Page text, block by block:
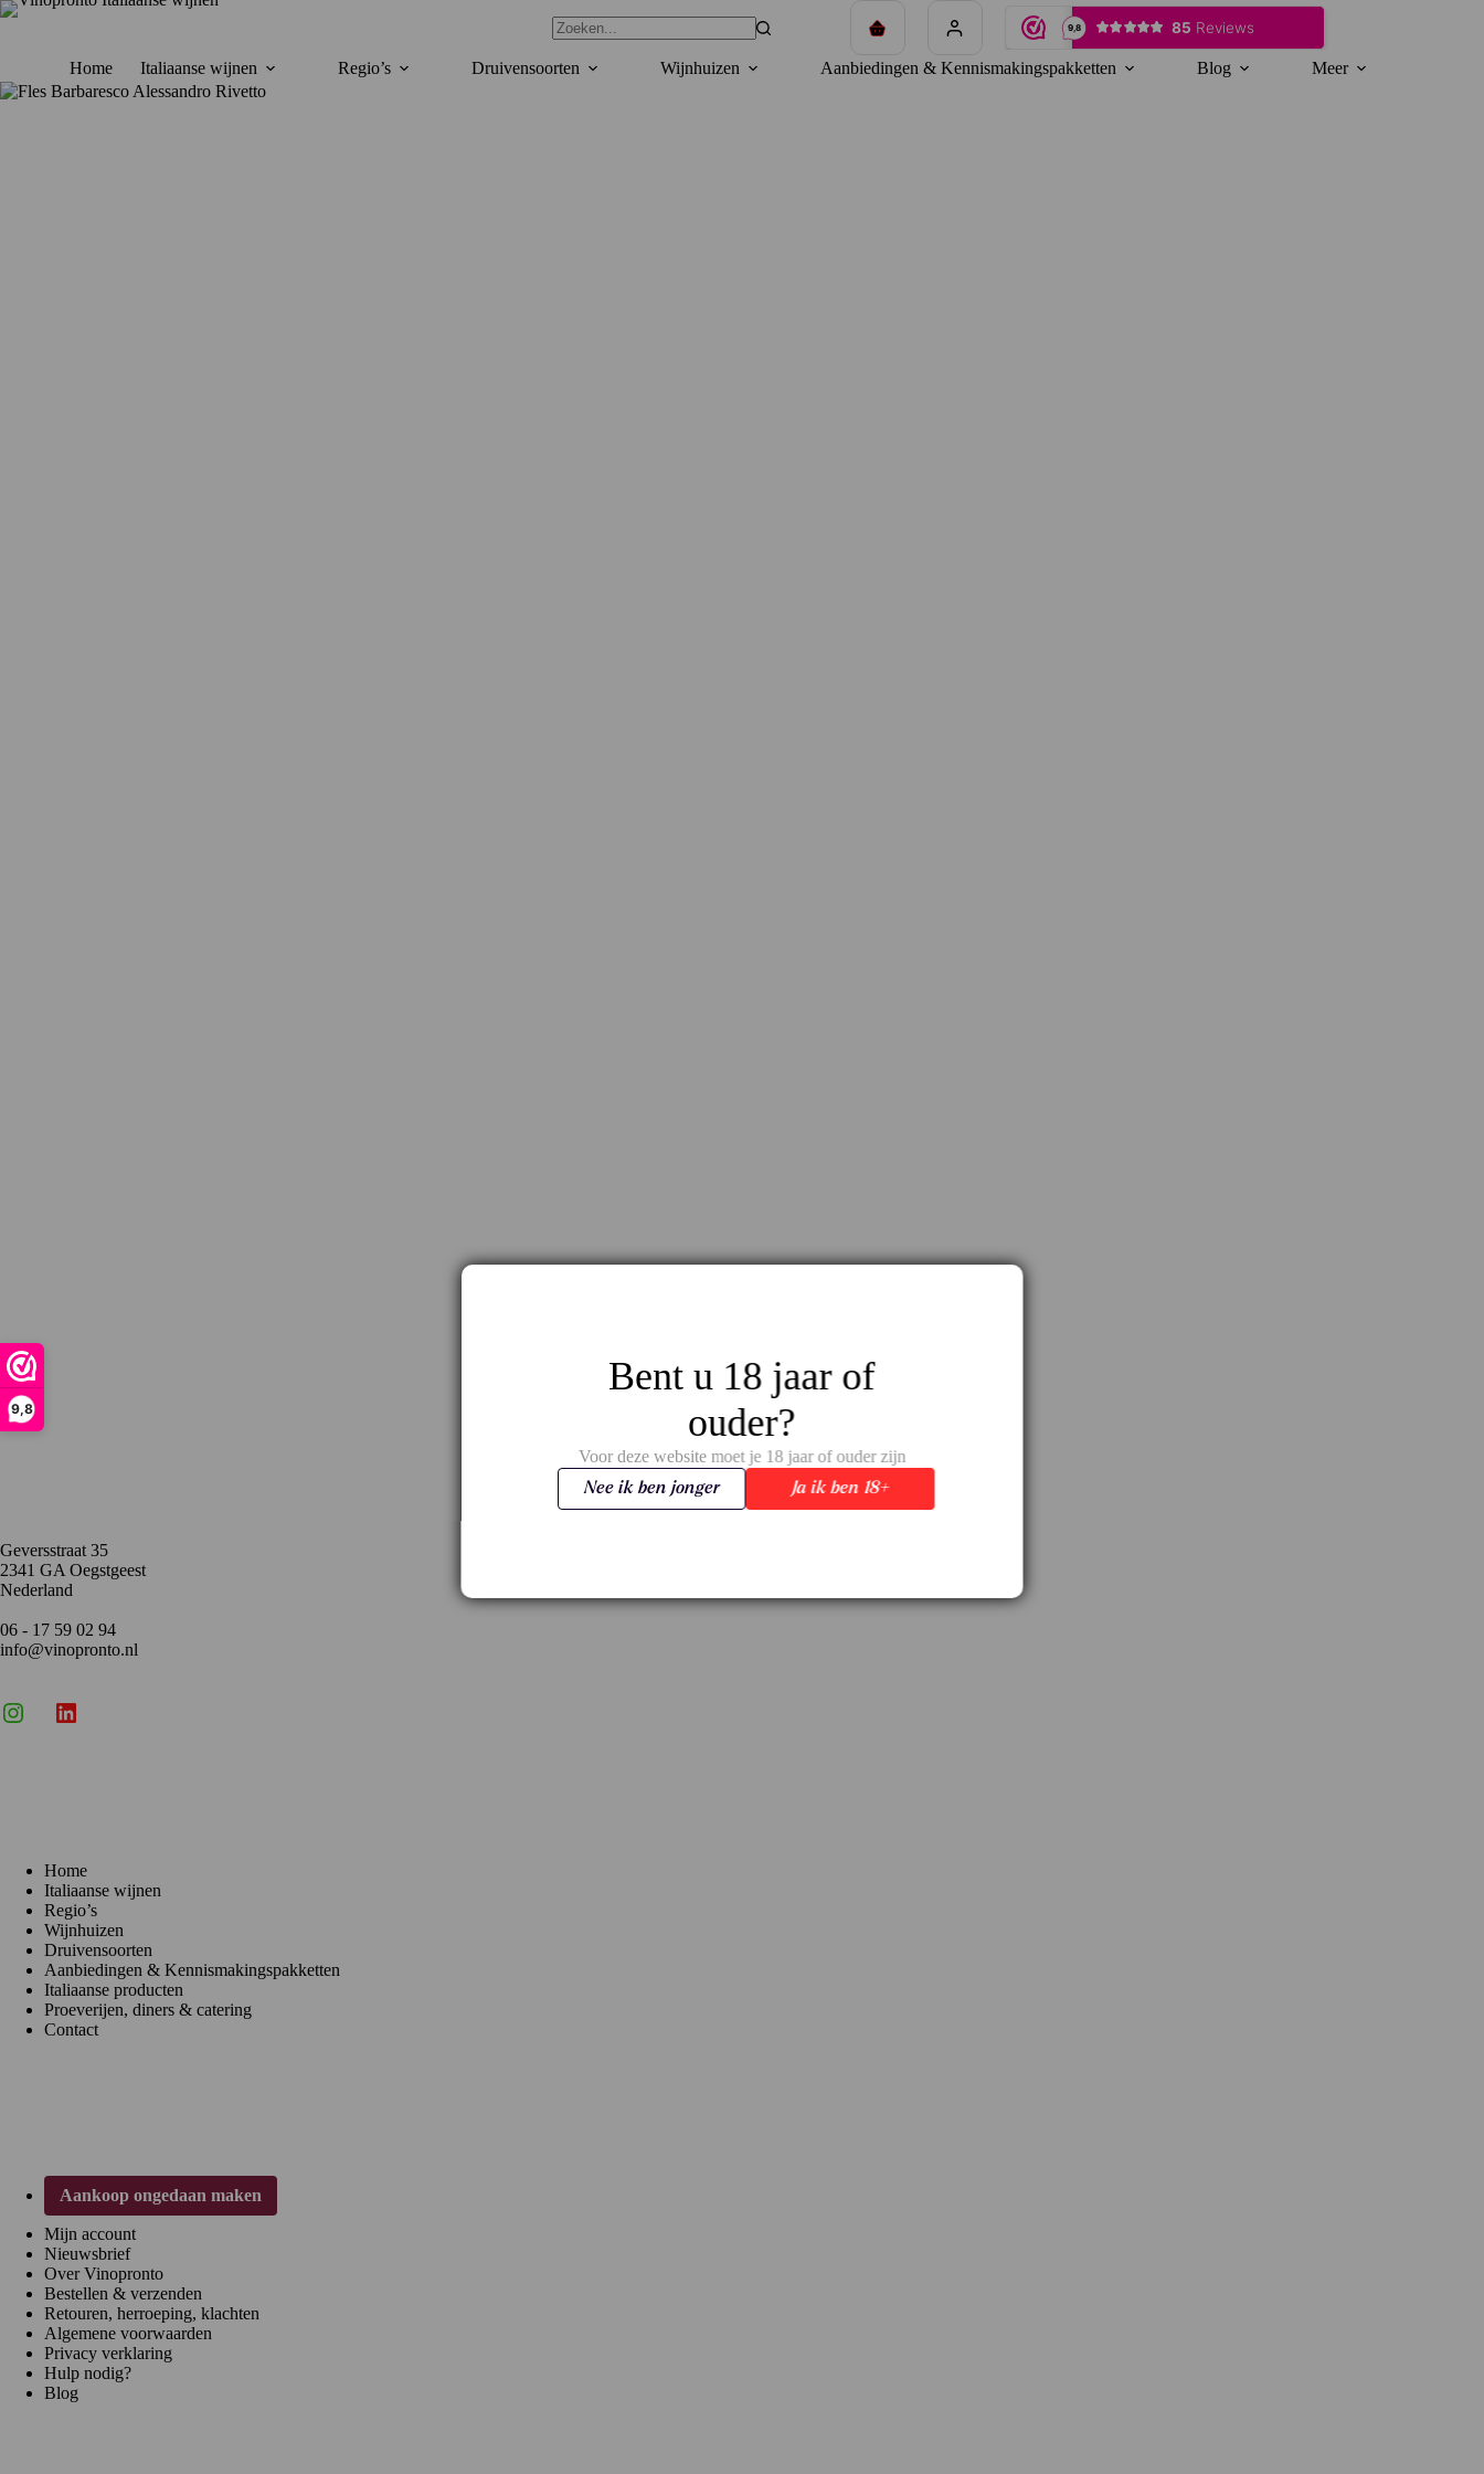
9,8
Ga
Winkelwagen
Home
Italiaanse wijnen Regio’s Druivensoorten Wijnhuizen Aanbiedingen & Kennismakingspakketten Blog Meer
Geversstraat 35
2341 GA Oegstgeest
Nederland
06 - 17 59 02 94
info@vinopronto.nl
InstagramLinkedIn
Home
Italiaanse wijnen
Regio’s
Wijnhuizen
Druivensoorten
Aanbiedingen & Kennismakingspakketten
Italiaanse producten
Proeverijen, diners & catering
Contact
Aankoop ongedaan maken
Mijn account
Nieuwsbrief
Over Vinopronto
Bestellen & verzenden
Retouren, herroeping, klachten
Algemene voorwaarden
Privacy verklaring
Hulp nodig?
Blog
Bent u 18 jaar of
ouder?
Voor deze website moet je 18 jaar of ouder zijn
Ja ik ben 18+
Nee ik ben jonger